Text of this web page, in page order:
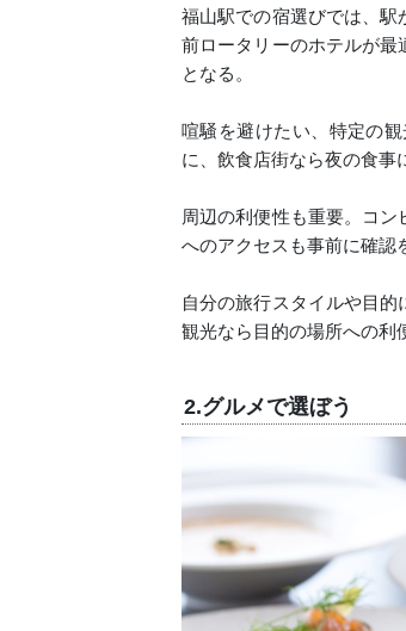
福山駅での宿選びでは、駅
前ロータリーのホテルが最
となる。
喧騒を避けたい、特定の
に、飲食店街なら夜の食事
周辺の利便性も重要。コ
へのアクセスも事前に確認
自分の旅行スタイルや目的
観光なら目的の場所への利
2.グルメで選ぼう